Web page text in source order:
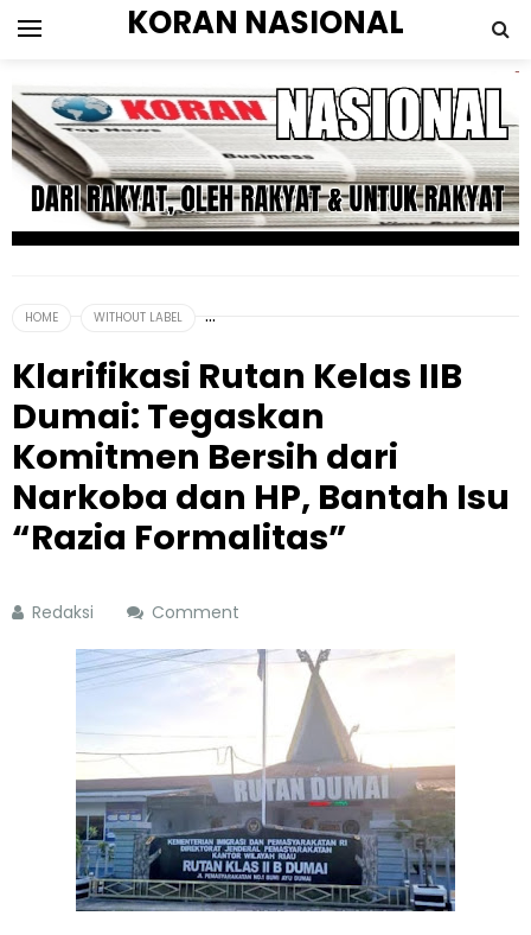
KORAN NASIONAL
HOME WITHOUT LABEL
Klarifikasi Rutan Kelas IIB
Dumai: Tegaskan
Komitmen Bersih dari
Narkoba dan HP, Bantah Isu
“Razia Formalitas”
Redaksi Comment